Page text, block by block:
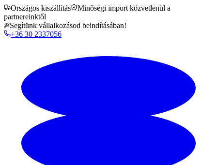
Országos kiszállítás
Minőségi import közvetlenül a
partnereinktől
Segítünk vállalkozásod beindításában!
+36 30 2337056